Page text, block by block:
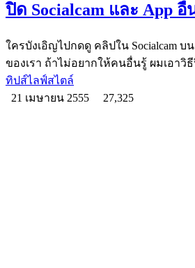
ปิด Socialcam และ App
ใครบังเอิญไปกดดู คลิปใน Socialcam บ
ของเรา ถ้าไม่อยากให้คนอื่นรู้ ผมเอา
ทิปส์ไลฟ์สไตล์
21 เมษายน 2555
27,325